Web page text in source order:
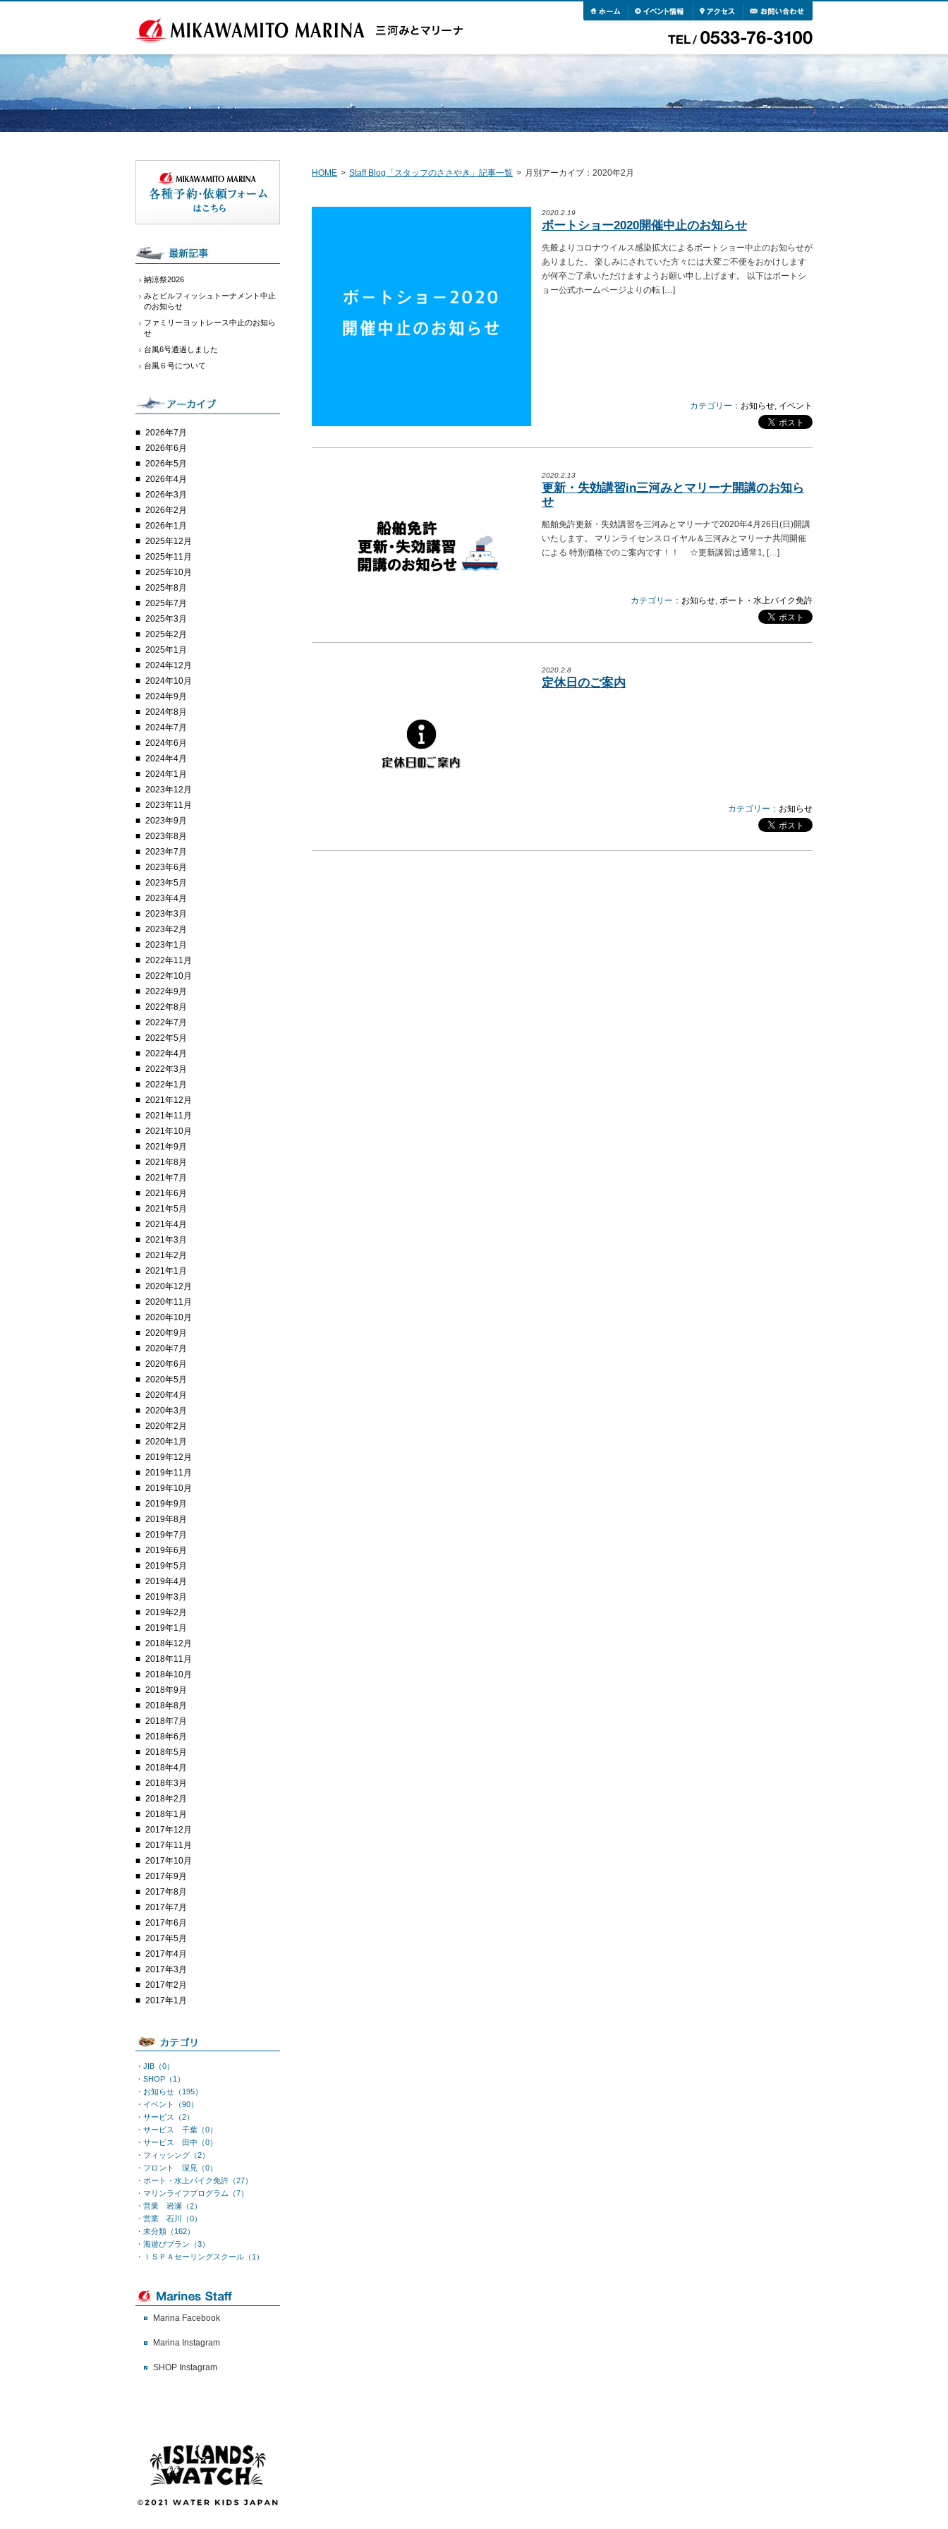
HOME > Staff Blog「スタッフのささやき」記事一覧 > 月別アーカイブ：2020年2月
2020.2.19
ボートショー2020開催中止のお知らせ
先般よりコロナウイルス感染拡大によるボートショー中止のお知らせが
ありました。 楽しみにされていた方々には大変ご不便をおかけします
が何卒ご了承いただけますようお願い申し上げます。 以下はボートシ
ョー公式ホームページよりの転 […]
カテゴリー： お知らせ, イベント
2020.2.13
更新・失効講習in三河みとマリーナ開講のお知ら
せ
船舶免許更新・失効講習を三河みとマリーナで2020年4月26日(日)開講
いたします。 マリンライセンスロイヤル＆三河みとマリーナ共同開催
による 特別価格でのご案内です！！ ☆更新講習は通常1, […]
カテゴリー： お知らせ, ボート・水上バイク免許
2020.2.8
定休日のご案内
カテゴリー： お知らせ
納涼祭2026
みとビルフィッシュトーナメント中止
のお知らせ
ファミリーヨットレース中止のお知ら
せ
台風6号通過しました
台風６号について
2026年7月
2026年6月
2026年5月
2026年4月
2026年3月
2026年2月
2026年1月
2025年12月
2025年11月
2025年10月
2025年8月
2025年7月
2025年3月
2025年2月
2025年1月
2024年12月
2024年10月
2024年9月
2024年8月
2024年7月
2024年6月
2024年4月
2024年1月
2023年12月
2023年11月
2023年9月
2023年8月
2023年7月
2023年6月
2023年5月
2023年4月
2023年3月
2023年2月
2023年1月
2022年11月
2022年10月
2022年9月
2022年8月
2022年7月
2022年5月
2022年4月
2022年3月
2022年1月
2021年12月
2021年11月
2021年10月
2021年9月
2021年8月
2021年7月
2021年6月
2021年5月
2021年4月
2021年3月
2021年2月
2021年1月
2020年12月
2020年11月
2020年10月
2020年9月
2020年7月
2020年6月
2020年5月
2020年4月
2020年3月
2020年2月
2020年1月
2019年12月
2019年11月
2019年10月
2019年9月
2019年8月
2019年7月
2019年6月
2019年5月
2019年4月
2019年3月
2019年2月
2019年1月
2018年12月
2018年11月
2018年10月
2018年9月
2018年8月
2018年7月
2018年6月
2018年5月
2018年4月
2018年3月
2018年2月
2018年1月
2017年12月
2017年11月
2017年10月
2017年9月
2017年8月
2017年7月
2017年6月
2017年5月
2017年4月
2017年3月
2017年2月
2017年1月
・JIB（0）
・SHOP（1）
・お知らせ（195）
・イベント（90）
・サービス（2）
・サービス 千葉（0）
・サービス 田中（0）
・フィッシング（2）
・フロント 深見（0）
・ボート・水上バイク免許（27）
・マリンライフプログラム（7）
・営業 岩瀬（2）
・営業 石川（0）
・未分類（162）
・海遊びプラン（3）
・ＩＳＰＡセーリングスクール（1）
Marina Facebook
Marina Instagram
SHOP Instagram